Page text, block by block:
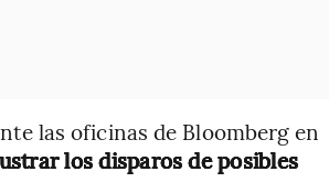
las oficinas de Bloomberg en
los disparos de posibles